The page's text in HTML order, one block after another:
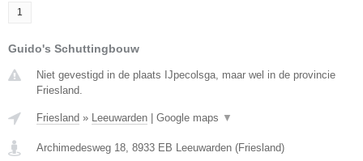
1
Guido's Schuttingbouw
Niet gevestigd in de plaats IJpecolsga, maar wel in de provincie
Friesland.
Friesland » Leeuwarden Google maps ▼
Archimedesweg 18, 8933 EB Leeuwarden (Friesland)